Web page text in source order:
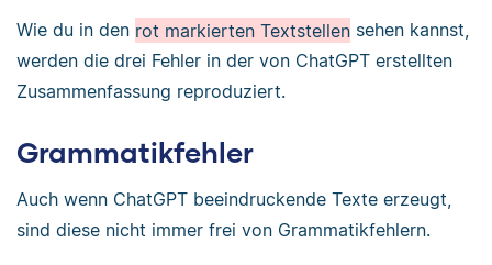
Wie du in den rot markierten Textstellen sehen kannst,
werden die drei Fehler in der von ChatGPT erstellten
Zusammenfassung reproduziert.
Grammatikfehler
Auch wenn ChatGPT beeindruckende Texte erzeugt,
sind diese nicht immer frei von Grammatikfehlern.